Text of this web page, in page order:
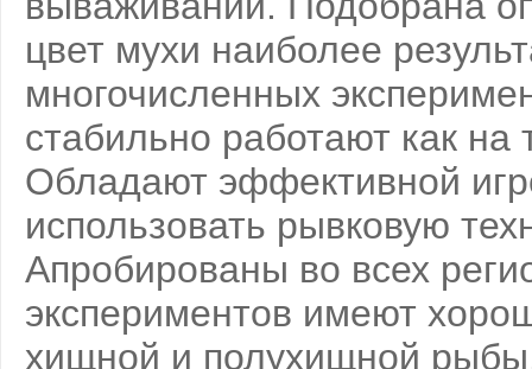
цвет мухи наиболее
многочисленных
стабильно работают как на
Обладают эффективной
использовать рывковую
Апробированы во всех
экспериментов имеют
хищной и полухищной